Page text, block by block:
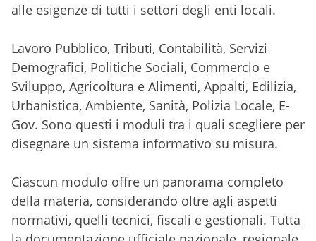
alle esigenze di tutti i settori degli enti locali.
Lavoro Pubblico, Tributi, Contabilità, Servizi
Demografici, Politiche Sociali, Commercio e
Sviluppo, Agricoltura e Alimenti, Appalti, Edilizia,
Urbanistica, Ambiente, Sanità, Polizia Locale, E-
Gov. Sono questi i moduli tra i quali scegliere per
disegnare un sistema informativo su misura.
Ciascun modulo offre un panorama completo
della materia, considerando oltre agli aspetti
normativi, quelli tecnici, fiscali e gestionali. Tutta